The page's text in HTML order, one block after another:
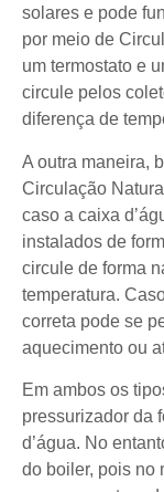
solares e pode
por meio de
um termostato e
circule pelos
diferença de
A outra maneira,
Circulação
caso a caixa
instalados de
circule de forma
temperatura.
correta pode se
aquecimento ou
Em ambos os
pressurizador da
d’água. No
do boiler, pois no